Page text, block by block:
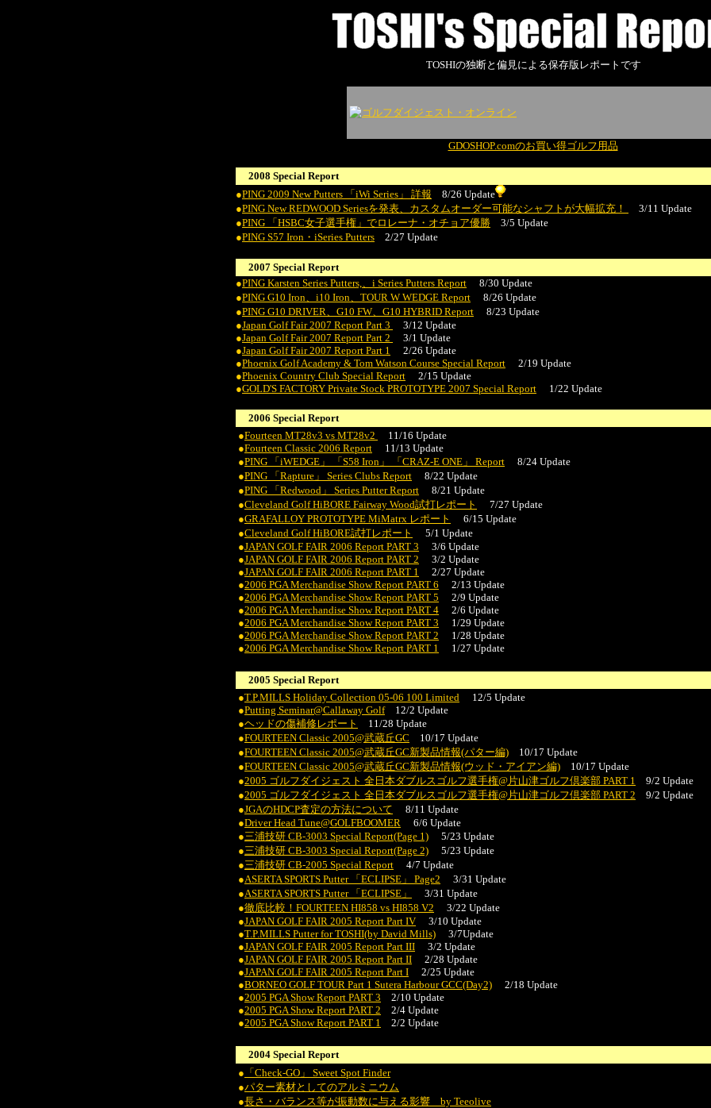
TOSHIの独断と偏見による保存版レポートです
GDOSHOP.comのお買い得ゴルフ用品
2008 Special Report
●PING 2009 New Putters 「iWi Series」 詳報 8/26 Update
●PING New REDWOOD Seriesを発表、カスタムオーダー可能なシャフトが大幅拡充！
3/11 Update
●PING 「HSBC女子選手権」でロレーナ・オチョア優勝 3/5 Update
●PING S57 Iron・iSeries Putters 2/27 Update
2007 Special Report
●PING Karsten Series Putters,、i Series Putters Report 8/30 Update
●PING G10 Iron、i10 Iron、TOUR W WEDGE Report 8/26 Update
●PING G10 DRIVER、G10 FW、G10 HYBRID Report 8/23 Update
●Japan Golf Fair 2007 Report Part 3
3/12 Update
●Japan Golf Fair 2007 Report Part 2
3/1 Update
●Japan Golf Fair 2007 Report Part 1
2/26 Update
●Phoenix Golf Academy & Tom Watson Course Special Report
2/19 Update
●Phoenix Country Club Special Report
2/15 Update
●GOLD'S FACTORY Private Stock PROTOTYPE 2007 Special Report 1/22 Update
2006 Special Report
●Fourteen MT28v3 vs MT28v2
11/16 Update
●Fourteen Classic 2006 Report
11/13 Update
●PING 「iWEDGE」 「S58 Iron」 「CRAZ-E ONE」 Report 8/24 Update
●PING 「Rapture」 Series Clubs Report 8/22 Update
●PING 「Redwood」 Series Putter Report 8/21 Update
●Cleveland Golf HiBORE Fairway Wood試打レポート
7/27 Update
●GRAFALLOY PROTOTYPE MiMatrx レポート
6/15 Update
●Cleveland Golf HiBORE試打レポート
5/1 Update
●JAPAN GOLF FAIR 2006 Report PART 3 3/6 Update
●JAPAN GOLF FAIR 2006 Report PART 2 3/2 Update
●JAPAN GOLF FAIR 2006 Report PART 1 2/27 Update
●2006 PGA Merchandise Show Report PART 6 2/13 Update
●2006 PGA Merchandise Show Report PART 5 2/9 Update
●2006 PGA Merchandise Show Report PART 4 2/6 Update
●2006 PGA Merchandise Show Report PART 3 1/29 Update
●2006 PGA Merchandise Show Report PART 2 1/28 Update
●2006 PGA Merchandise Show Report PART 1 1/27 Update
2005 Special Report
●T.P.MILLS Holiday Collection 05-06 100 Limited 12/5 Update
●Putting Seminar@Callaway Golf12/2 Update
●ヘッドの傷補修レポート
11/28 Update
●FOURTEEN Classic 2005@武蔵丘GC 10/17 Update
●FOURTEEN Classic 2005@武蔵丘GC新製品情報(パター編) 10/17 Update
●FOURTEEN Classic 2005@武蔵丘GC新製品情報(ウッド・アイアン編) 10/17 Update
●2005 ゴルフダイジェスト 全日本ダブルスゴルフ選手権@片山津ゴルフ倶楽部 PART 1 9/2 Update
●2005 ゴルフダイジェスト 全日本ダブルスゴルフ選手権@片山津ゴルフ倶楽部 PART 2 9/2 Update
●JGAのHDCP査定の方法について 8/11 Update
●Driver Head Tune@GOLFBOOMER 6/6 Update
●三浦技研 CB-3003 Special Report(Page 1) 5/23 Update
●三浦技研 CB-3003 Special Report(Page 2) 5/23 Update
●三浦技研 CB-2005 Special Report 4/7 Update
●ASERTA SPORTS Putter 「ECLIPSE」 Page2 3/31 Update
●ASERTA SPORTS Putter 「ECLIPSE」
3/31 Update
●徹底比較！FOURTEEN HI858 vs HI858 V2 3/22 Update
●JAPAN GOLF FAIR 2005 Report Part IV 3/10 Update
●T.P.MILLS Putter for TOSHI(by David Mills) 3/7Update
●JAPAN GOLF FAIR 2005 Report Part III 3/2 Update
●JAPAN GOLF FAIR 2005 Report Part II 2/28 Update
●JAPAN GOLF FAIR 2005 Report Part I 2/25 Update
●BORNEO GOLF TOUR Part 1 Sutera Harbour GCC(Day2) 2/18 Update
●2005 PGA Show Report PART 3 2/10 Update
●2005 PGA Show Report PART 2 2/4 Update
●2005 PGA Show Report PART 1 2/2 Update
2004 Special Report
● 「Check-GO」 Sweet Spot Finder
●パター素材としてのアルミニウム
●長さ・バランス等が振動数に与える影響 by Teeolive